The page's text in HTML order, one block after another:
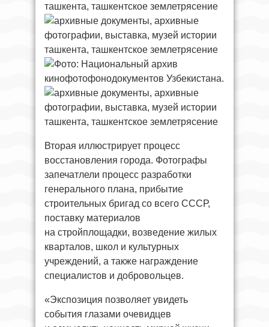
Вторая иллюстрирует процесс
восстановления города. Фотографы
запечатлели процесс разработки
генерального плана, прибытие
строительных бригад со всего СССР,
поставку материалов
на стройплощадки, возведение жилых
кварталов, школ и культурных
учреждений, а также награждение
специалистов и добровольцев.
«Экспозиция позволяет увидеть
события глазами очевидцев